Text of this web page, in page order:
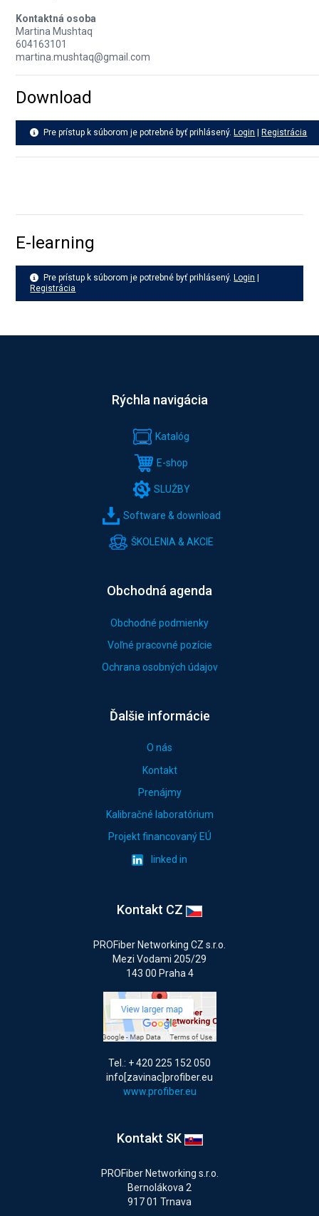
Kontaktná osoba
Martina Mushtaq
604163101
martina.mushtaq@gmail.com
Download
Pre prístup k súborom je potrebné byť prihlásený. Login Registrácia
E-learning
Pre prístup k súborom je potrebné byť prihlásený. Login
Registrácia
Rýchla navigácia
Katalóg
E-shop
SLUŽBY
Software & download
ŠKOLENIA & AKCIE
Obchodná agenda
Obchodné podmienky
Voľné pracovné pozície
Ochrana osobných údajov
Ďalšie informácie
O nás
Kontakt
Prenájmy
Kalibračné laboratórium
Projekt financovaný EÚ
linked in
Kontakt CZ
PROFiber Networking CZ s.r.o.
Mezi Vodami 205/29
143 00 Praha 4
Tel.: + 420 225 152 050
info[zavinac]profiber.eu
www.profiber.eu
Kontakt SK
PROFiber Networking s.r.o.
Bernolákova 2
917 01 Trnava